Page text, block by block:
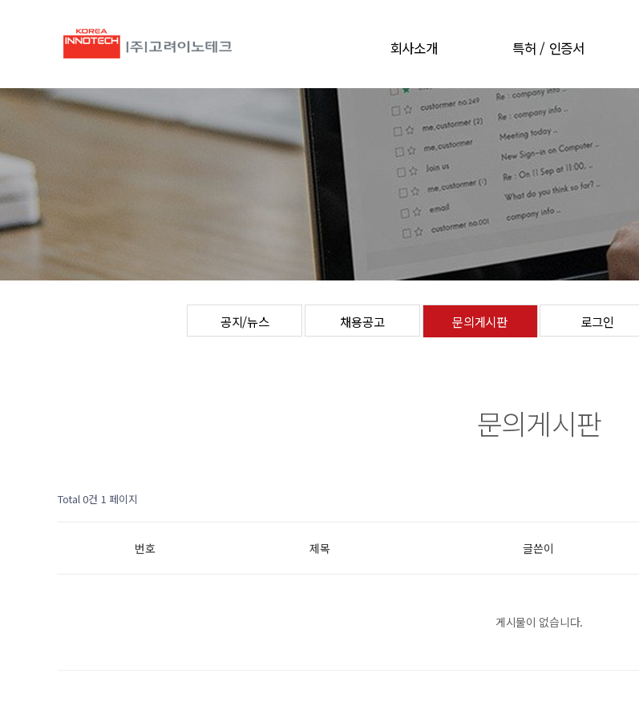
회사소개
CEO 인사말
회사개요
회사연혁
오시는길
특허 / 인증서
특허 / 인증서
공지/뉴스 채용공고 문의게시판 로그인
문의게시판
Total 0건 1 페이지
번호 제목 글쓴이
게시물이 없습니다.